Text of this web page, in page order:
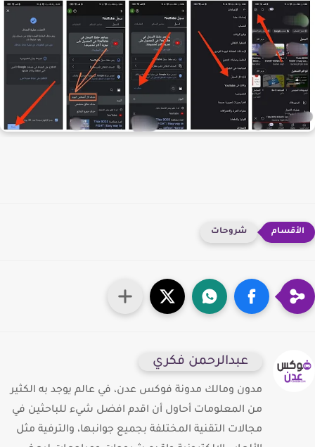
شروحات
عبدالرحمن فكري
مدون ومالك مدونة فوكس عدن، في عالم يوجد به الكثير
من المعلومات أحاول أن اقدم افضل شيء للباحثين في
مجالات التقنية المختلفة بجميع جوانبها، والترفية مثل